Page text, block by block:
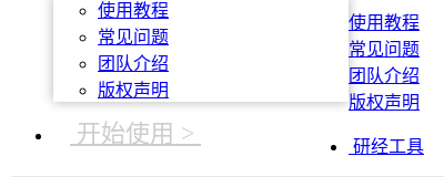
使用教程
常见问题
团队介绍
版权声明
开始使用 >
使用教程
常见问题
团队介绍
版权声明
研经工具